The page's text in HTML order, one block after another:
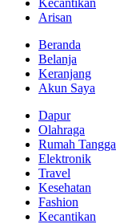
Kecantikan
Arisan
Beranda
Belanja
Keranjang
Akun Saya
Dapur
Olahraga
Rumah Tangga
Elektronik
Travel
Kesehatan
Fashion
Kecantikan